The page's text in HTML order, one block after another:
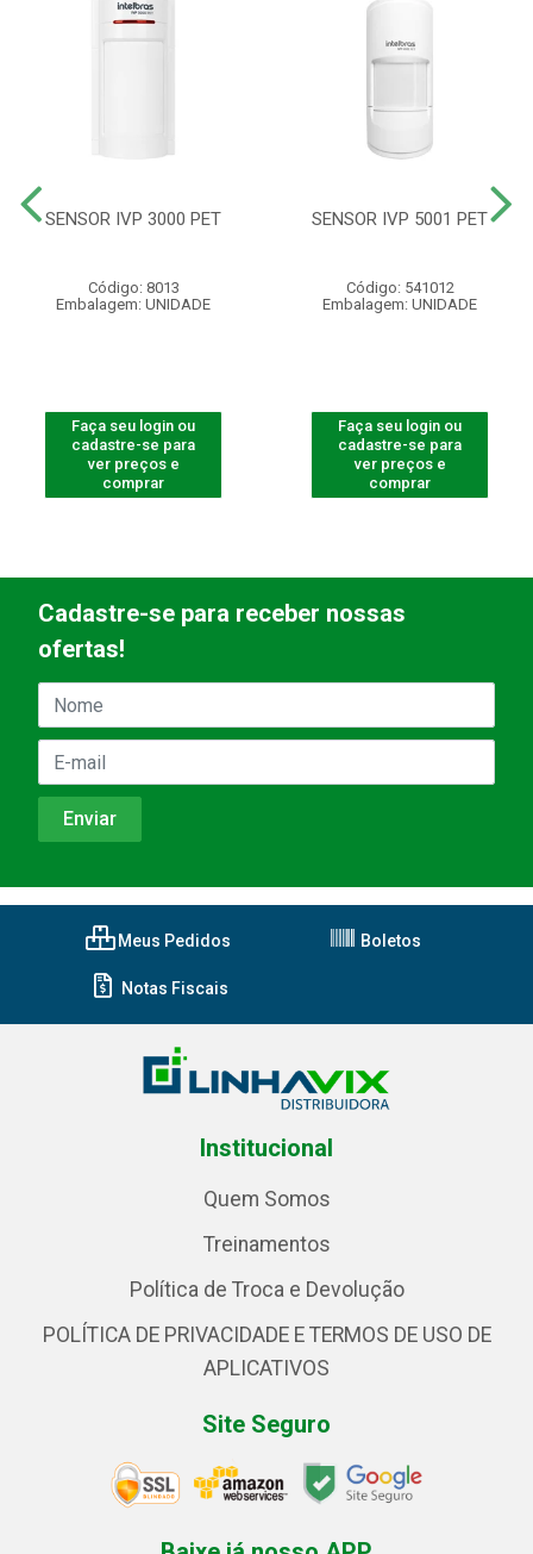
SENSOR IVP 3000 PET
Código: 8013
Embalagem: UNIDADE
Faça seu login ou
cadastre-se para
ver preços e
comprar
SENSOR IVP 5001 PET
Código: 541012
Embalagem: UNIDADE
Faça seu login ou
cadastre-se para
ver preços e
comprar
Cadastre-se para receber nossas
ofertas!
Meus Pedidos Boletos
Notas Fiscais
Institucional
Quem Somos
Treinamentos
Política de Troca e Devolução
POLÍTICA DE PRIVACIDADE E TERMOS DE USO DE
APLICATIVOS
Site Seguro